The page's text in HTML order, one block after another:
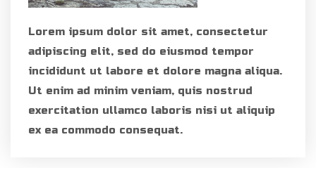
Lorem ipsum dolor sit amet, consectetur
adipiscing elit, sed do eiusmod tempor
incididunt ut labore et dolore magna aliqua.
Ut enim ad minim veniam, quis nostrud
exercitation ullamco laboris nisi ut aliquip
ex ea commodo consequat.